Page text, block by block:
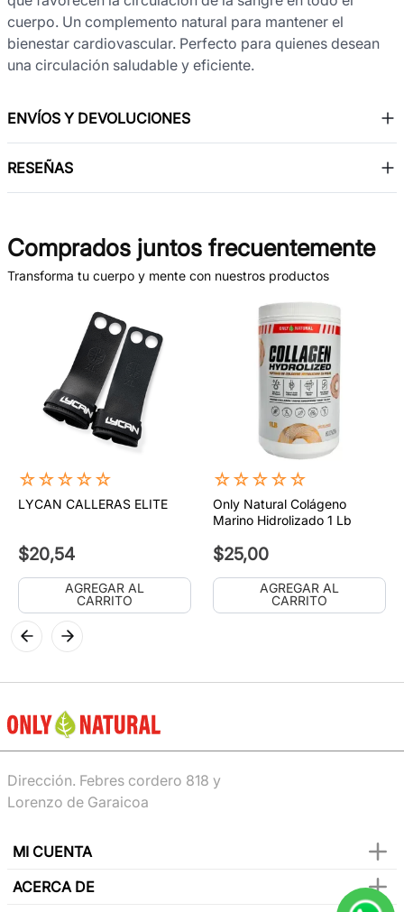
cuerpo. Un complemento natural para mantener el
bienestar cardiovascular. Perfecto para quienes desean
una circulación saludable y eficiente.
ENVÍOS Y DEVOLUCIONES
RESEÑAS
Comprados juntos frecuentemente
Transforma tu cuerpo y mente con nuestros productos
☆☆☆☆☆
LYCAN CALLERAS ELITE
$20,54
AGREGAR AL
CARRITO
☆☆☆☆☆
Only Natural Colágeno
Marino Hidrolizado 1 Lb
$25,00
AGREGAR AL
CARRITO
Dirección. Febres cordero 818 y
Lorenzo de Garaicoa
MI CUENTA
ACERCA DE